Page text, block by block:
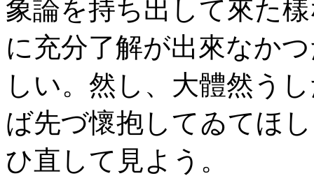
象論を持ち出して來た
に充分了解が出來なか
しい。然し、大體然う
ば先づ懷抱してゐてほ
ひ直して見よう。